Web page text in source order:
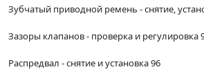
Зубчатый приводной ремень - снятие,
Зазоры клапанов - проверка и регулировка
Распредвал - снятие и установка 96